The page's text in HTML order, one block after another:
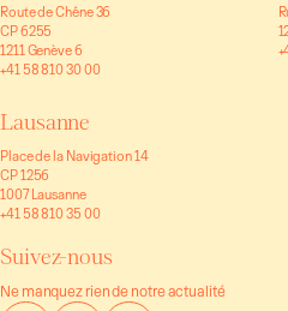
Route de Chêne 36
CP 6255
1211 Genève 6
+41 58 810 30 00
Lausanne
Place de la Navigation 14
CP 1256
1007 Lausanne
+41 58 810 35 00
Suivez-nous
Ne manquez rien de notre actualité